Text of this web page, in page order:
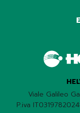
Viale Galileo
P.iva